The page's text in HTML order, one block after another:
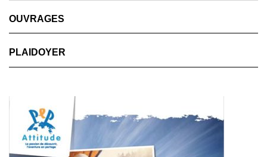
OUVRAGES
PLAIDOYER